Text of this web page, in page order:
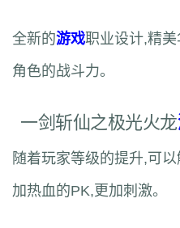
全新的游戏职业设计,精美
角色的战斗力。
一剑斩仙之极光火龙
随着玩家等级的提升,可
加热血的PK,更加刺激。